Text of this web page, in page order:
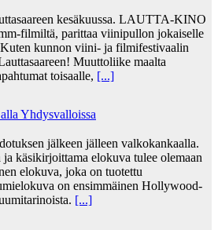
kesäkuussa. LAUTTA-KINO
filmiltä, parittaa viinipullon jokaiselle
Kuten kunnon viini- ja filmifestivaalin
Muuttoliike maalta
toisaalle, [...]
Yhdysvalloissa
jälkeen jälleen valkokankaalla.
ja käsikirjoittama elokuva tulee olemaan
elokuva, joka on tuotettu
on ensimmäinen Hollywood-
[...]